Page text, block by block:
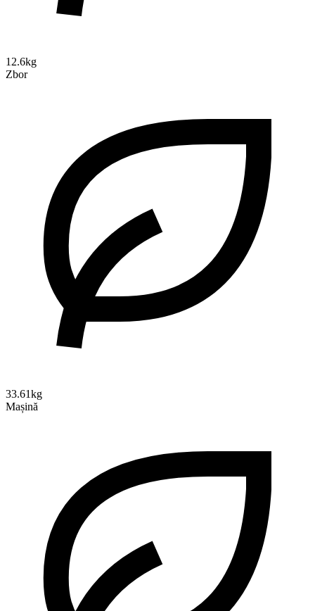
12.6kg
Zbor
33.61kg
Mașină